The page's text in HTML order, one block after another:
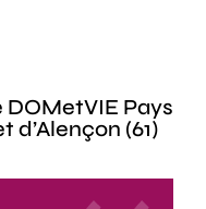
Pays
d’Alençon (61)